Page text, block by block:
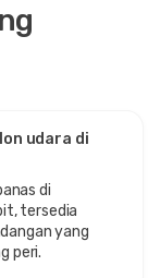
udara di
di
tersedia
yang
peri.